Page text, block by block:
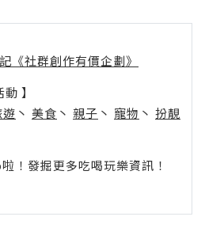
《社群創作有價企劃》
】
丶 美食 丶 親子 丶 寵物 丶 扮靚
！發掘更多吃喝玩樂資訊！